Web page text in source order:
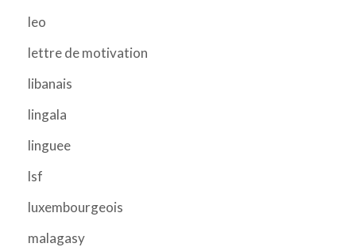
leo
lettre de motivation
libanais
lingala
linguee
lsf
luxembourgeois
malagasy